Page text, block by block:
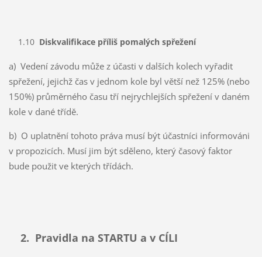
1.10 Diskvalifikace příliš pomalých spřežení
a) Vedení závodu může z účasti v dalších kolech vyřadit
spřežení, jejichž čas v jednom kole byl větší než 125% (nebo
150%) průměrného času tří nejrychlejších spřežení v daném
kole v dané třídě.
b) O uplatnění tohoto práva musí být účastníci informováni
v propozicích. Musí jim být sděleno, který časový faktor
bude použit ve kterých třídách.
2. Pravidla na STARTU a v CÍLI